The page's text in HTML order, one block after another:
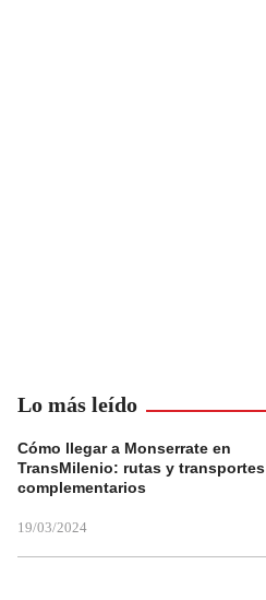
Lo más leído
Cómo llegar a Monserrate en
TransMilenio: rutas y transportes
complementarios
19/03/2024